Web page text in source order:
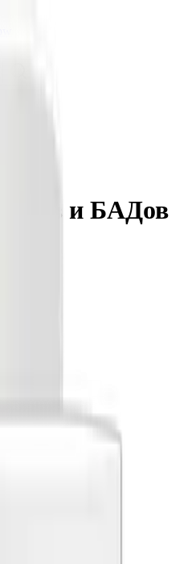
и БАДов